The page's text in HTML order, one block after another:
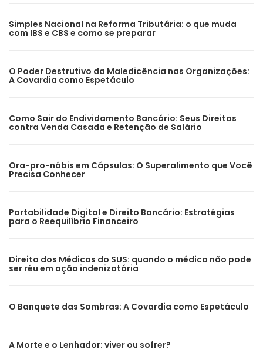
Simples Nacional na Reforma Tributária: o que muda
com IBS e CBS e como se preparar
O Poder Destrutivo da Maledicência nas Organizações:
A Covardia como Espetáculo
Como Sair do Endividamento Bancário: Seus Direitos
contra Venda Casada e Retenção de Salário
Ora-pro-nóbis em Cápsulas: O Superalimento que Você
Precisa Conhecer
Portabilidade Digital e Direito Bancário: Estratégias
para o Reequilíbrio Financeiro
Direito dos Médicos do SUS: quando o médico não pode
ser réu em ação indenizatória
O Banquete das Sombras: A Covardia como Espetáculo
A Morte e o Lenhador: viver ou sofrer?